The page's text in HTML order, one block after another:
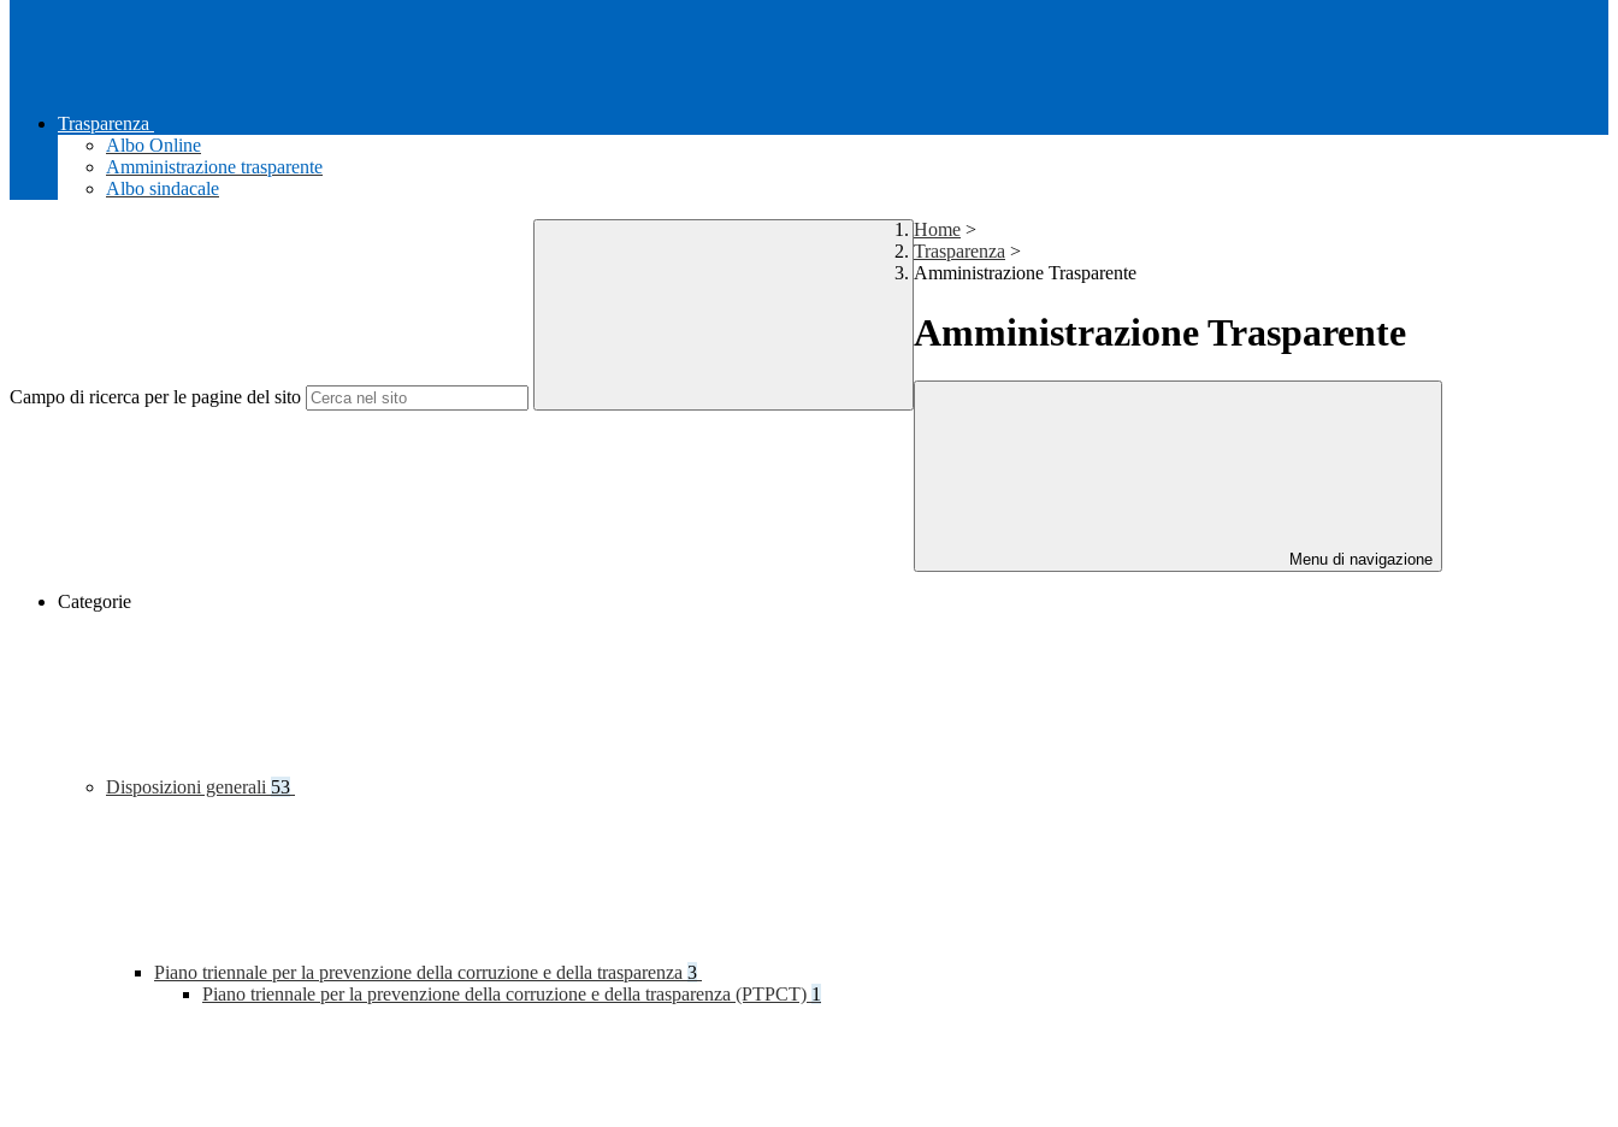
Trasparenza
Albo Online
Amministrazione trasparente
Albo sindacale
Campo di ricerca per le pagine del sito
Home >
Trasparenza >
Amministrazione Trasparente
Amministrazione Trasparente
Menu di navigazione
Categorie
Disposizioni generali 53
Piano triennale per la prevenzione della corruzione e della trasparenza 3
Piano triennale per la prevenzione della corruzione e della trasparenza (PTPCT) 1